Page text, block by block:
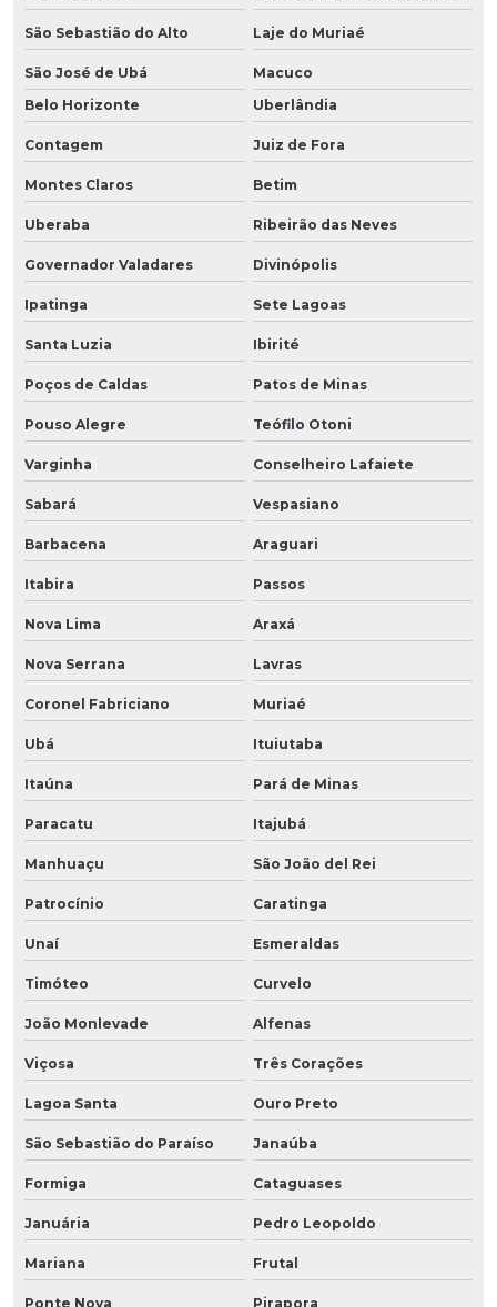
São Sebastião do Alto Laje do Muriaé
São José de Ubá
Macuco
Belo Horizonte
Uberlândia
Contagem Juiz de Fora
Montes Claros Betim
Uberaba Ribeirão das Neves
Governador Valadares Divinópolis
Ipatinga Sete Lagoas
Santa Luzia Ibirité
Poços de Caldas Patos de Minas
Pouso Alegre Teófilo Otoni
Varginha Conselheiro Lafaiete
Sabará Vespasiano
Barbacena Araguari
Itabira Passos
Nova Lima Araxá
Nova Serrana Lavras
Coronel Fabriciano Muriaé
Ubá Ituiutaba
Itaúna Pará de Minas
Paracatu Itajubá
Manhuaçu São João del Rei
Patrocínio Caratinga
Unaí Esmeraldas
Timóteo Curvelo
João Monlevade Alfenas
Viçosa Três Corações
Lagoa Santa Ouro Preto
São Sebastião do Paraíso Janaúba
Formiga Cataguases
Januária Pedro Leopoldo
Mariana Frutal
Ponte Nova Pirapora